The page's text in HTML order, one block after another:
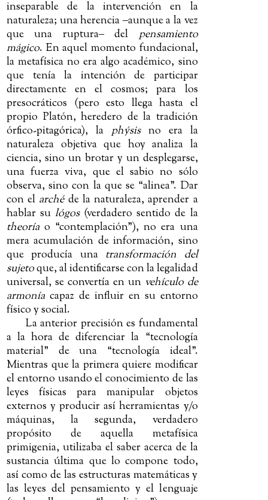
inseparable de la intervención en la
naturaleza; una herencia‒aunque a la vez
que una ruptura‒del pensamiento
mágico. En aquel momento fundacional,
la metafísica no era algo académico, sino
que tenía la intención de participar
directamente en el cosmos; para los
presocráticos (pero esto llega hasta el
propio Platón, heredero de la tradición
órfico-pitagórica), la phýsisno era la
naturaleza objetiva que hoy analiza la
ciencia, sino un brotar y un desplegarse,
una fuerza viva, que el sabio no sólo
observa, sino con la que se “alinea”. Dar
con el arché de la naturaleza, aprender a
hablar sulógos(verdadero sentido de la
theoríao “contemplación”), no era una
mera acumulación de información, sino
que producía una transformación del
sujetoque, al identificarse con la legalidad
universal, se convertía en un vehículo de
armoníacapaz de influir en su entorno
físico y social.
La anterior precisión es fundamental
a la hora de diferenciar la “tecnología
material” de una “tecnología ideal”.
Mientras que la primera quiere modificar
el entorno usando el conocimiento de las
leyes físicas para manipular objetos
externos y producir así herramientas y/o
máquinas, la segunda, verdadero
propósito de aquella metafísica
primigenia, utilizaba el saber acerca de la
sustancia última que lo compone todo,
así como de las estructuras matemáticas y
las leyes del pensamiento y el lenguaje